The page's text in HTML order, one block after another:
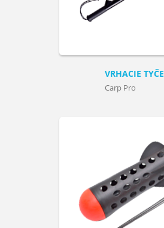
VRHACIE TYČE
Carp Pro